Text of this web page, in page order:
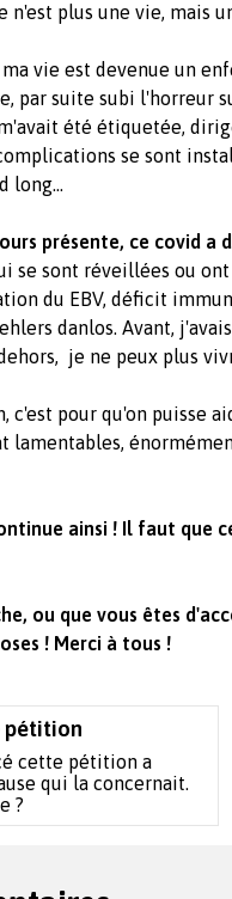
plus une vie, mais
vie est devenue un
par suite subi l'horreur
été étiquetée,
se sont
long...
présente, ce covid a
se sont réveillées ou
du EBV, déficit
danlos. Avant,
je ne peux plus
pour qu'on puisse
lamentables,
ainsi ! Il faut que
ou que vous êtes
! Merci à tous !
pétition
cette pétition a
qui la concernait.
?